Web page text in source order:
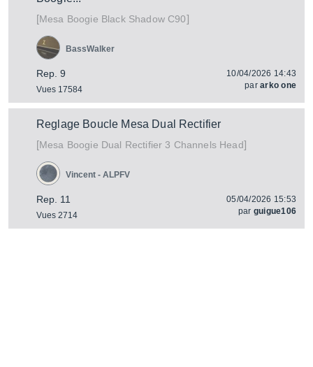
[Mesa Boogie Black Shadow C90]
Rep. 9
Vues 17584
BassWalker
10/04/2026 14:43
pararko one
Reglage Boucle Mesa Dual Rectifier
[Mesa Boogie Dual Rectifier 3 Channels Head]
Rep. 11
Vues 2714
Vincent - ALPFV
05/04/2026 15:53
par guigue106